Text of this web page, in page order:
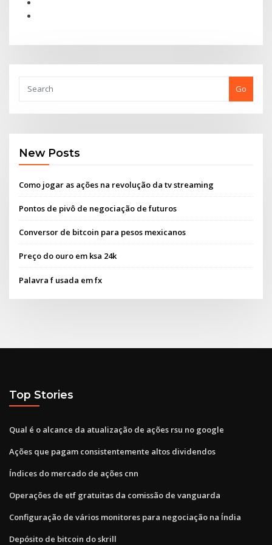
Go
New Posts
Como jogar as ações na revolução da tv streaming
Pontos de pivô de negociação de futuros
Conversor de bitcoin para pesos mexicanos
Preço do ouro em ksa 24k
Palavra f usada em fx
Top Stories
Qual é o alcance da atualização de ações rsu no google
Ações que pagam consistentemente altos dividendos
Índices do mercado de ações cnn
Operações de etf gratuitas da comissão de vanguarda
Configuração de vários monitores para negociação na Índia
Depósito de bitcoin do skrill